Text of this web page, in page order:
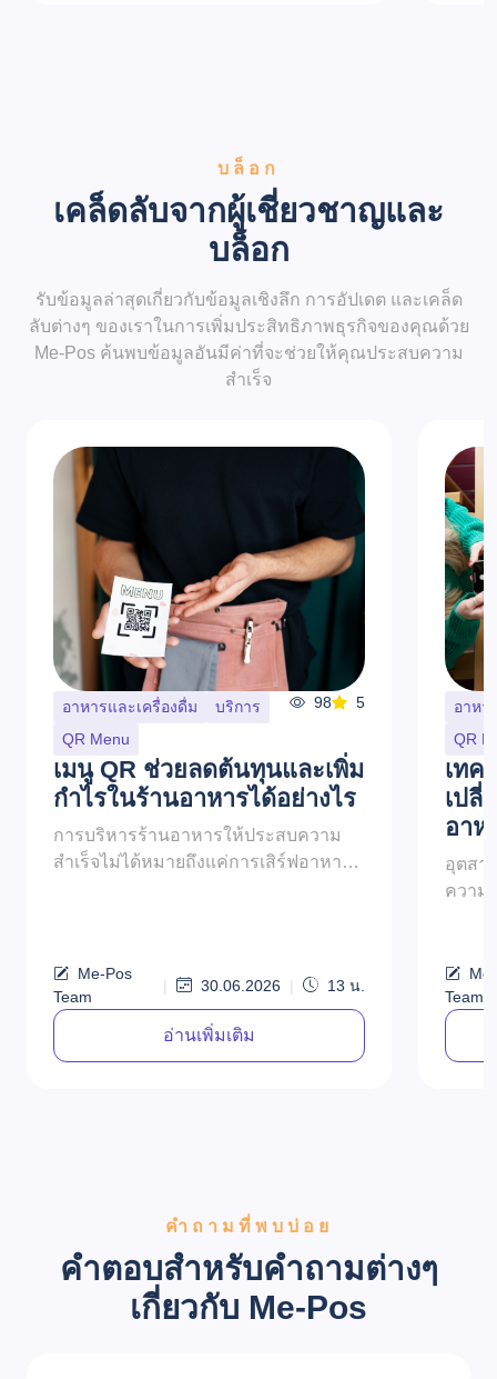
บล็อก
เคล็ดลับจากผู้เชี่ยวชาญและ
บล็อก
รับข้อมูลล่าสุดเกี่ยวกับข้อมูลเชิงลึก การอัปเดต และเคล็ด
ลับต่างๆ ของเราในการเพิ่มประสิทธิภาพธุรกิจของคุณด้วย
Me-Pos ค้นพบข้อมูลอันมีค่าที่จะช่วยให้คุณประสบความ
สำเร็จ
อาหารและเครื่องดื่ม
บริการ
QR Menu
98 5
เมนู QR ช่วยลดต้นทุนและเพิ่ม
กำไรในร้านอาหารได้อย่างไร
การบริหารร้านอาหารให้ประสบความ
สำเร็จไม่ได้หมายถึงแค่การเสิร์ฟอาหาร
Me-Pos
Team
| 30.06.2026 | 13 น.
อ่านเพิ่มเติม
อาหา
QR
เทค
เปลี่
อาห
อุตสา
ความ
ประสิ
Team
คำถามที่พบบ่อย
คำตอบสำหรับคำถามต่างๆ
เกี่ยวกับ Me-Pos